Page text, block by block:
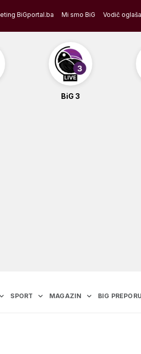
BiGportal.ba Mi smo BiG Vodič
BiG 3
SPORT MAGAZIN BIG